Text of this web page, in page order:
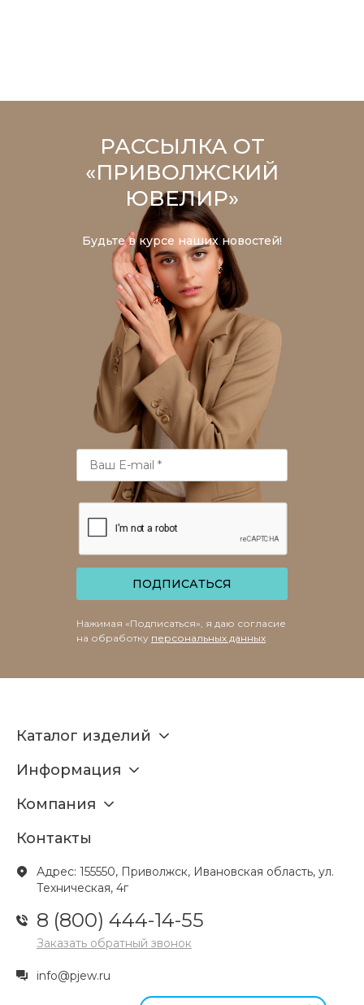
РАССЫЛКА ОТ
«ПРИВОЛЖСКИЙ
ЮВЕЛИР»
Будьте в курсе наших новостей!
ПОДПИСАТЬСЯ
Нажимая «Подписаться», я даю согласие
на обработку персональных данных
Каталог изделий
Информация
Компания
Контакты
Адрес: 155550, Приволжск, Ивановская область, ул.
Техническая, 4г
8 (800) 444-14-55
Заказать обратный звонок
info@pjew.ru